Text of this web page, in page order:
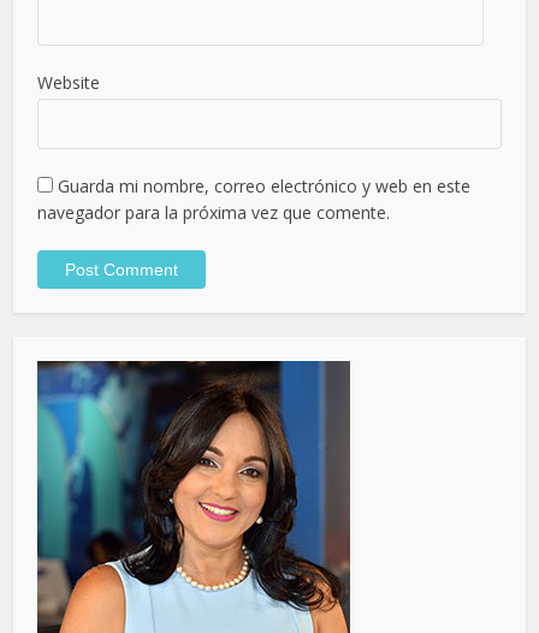
Website
Guarda mi nombre, correo electrónico y web en este
navegador para la próxima vez que comente.